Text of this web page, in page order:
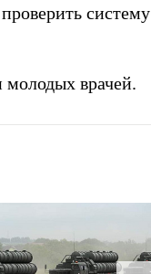
проверить систему
молодых врачей.